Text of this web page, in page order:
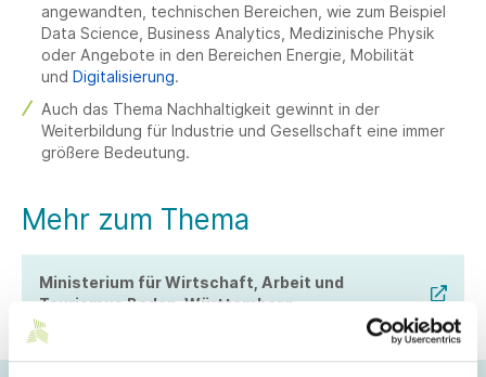
angewandten, technischen Bereichen, wie zum Beispiel
Data Science, Business Analytics, Medizinische Physik
oder Angebote in den Bereichen Energie, Mobilität
und Digitalisierung.
Auch das Thema Nachhaltigkeit gewinnt in der
Weiterbildung für Industrie und Gesellschaft eine immer
größere Bedeutung.
Mehr zum Thema
Ministerium für Wirtschaft, Arbeit und
Tourismus Baden-Württemberg